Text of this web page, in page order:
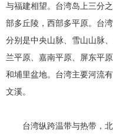
与福建相望。台湾岛上三分
部多丘陵，西部多平原。台
分别是中央山脉、雪山山脉
兰平原、嘉南平原、屏东平
和埔里盆地。台湾主要河流
文溪。
台湾纵跨温带与热带，北